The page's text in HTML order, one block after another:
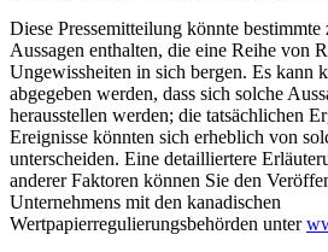
Diese Pressemitteilung könnte
Aussagen enthalten, die eine Reihe von
Ungewissheiten in sich bergen. Es kann
abgegeben werden, dass sich solche
herausstellen werden; die tatsächlichen
Ereignisse könnten sich erheblich von
unterscheiden. Eine detailliertere
anderer Faktoren können Sie den
Unternehmens mit den kanadischen
Wertpapierregulierungsbehörden unter